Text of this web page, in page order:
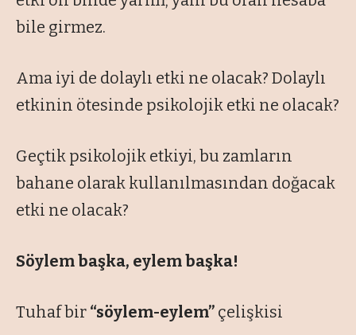
bile girmez.
Ama iyi de dolaylı etki ne olacak? Dolaylı
etkinin ötesinde psikolojik etki ne olacak?
Geçtik psikolojik etkiyi, bu zamların
bahane olarak kullanılmasından doğacak
etki ne olacak?
Söylem başka, eylem başka!
Tuhaf bir “söylem-eylem” çelişkisi